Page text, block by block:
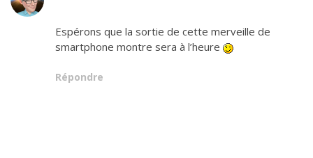
Espérons que la sortie de cette merveille de
smartphone montre sera à l’heure
Répondre